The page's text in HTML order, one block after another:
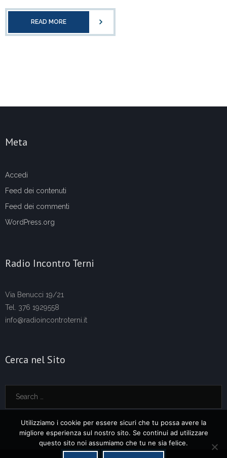
READ MORE
Meta
Accedi
Feed dei contenuti
Feed dei commenti
WordPress.org
Radio Incontro Terni
Via Benucci 19/21
Tel. 376 1929558
info@radioincontroterni.it
Cerca nel Sito
Utilizziamo i cookie per essere sicuri che tu possa avere la
migliore esperienza sul nostro sito. Se continui ad utilizzare
questo sito noi assumiamo che tu ne sia felice.